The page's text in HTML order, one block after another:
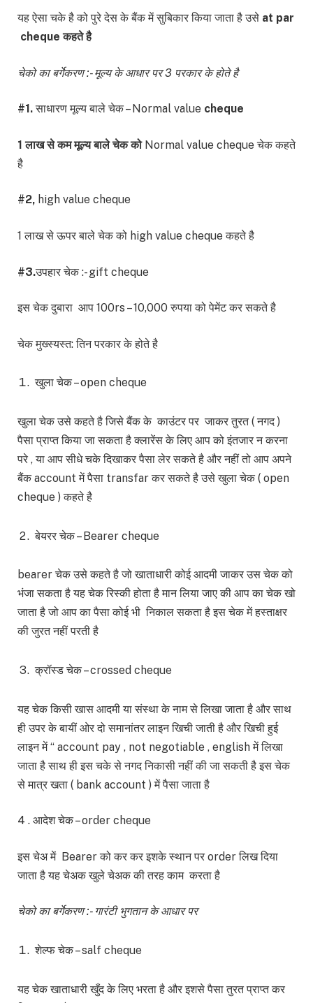
यह ऐसा चके है को पुरे देस के बैंक में सुबिकार किया जाता है उसे at par
cheque कहते है
चेको का बर्गेकरण :- मूल्य के आधार पर 3 परकार के होते है
#1.साधारण मूल्य बाले चेक – Normal value cheque
1 लाख से कम मूल्य बाले चेक को Normal value cheque चेक कहते
है
#2, high value cheque
1 लाख से ऊपर बाले चेक को high value cheque कहते है
#3.उपहार चेक :- gift cheque
इस चेक दुबारा आप 100rs – 10,000 रुपया को पेमेंट कर सकते है
चेक मुख्स्यस्त: तिन परकार के होते है
खुला चेक – open cheque
खुला चेक उसे कहते है जिसे बैंक के काउंटर पर जाकर तुरत ( नगद )
पैसा प्राप्त किया जा सकता है क्लारेंस के लिए आप को इंतजार न करना
परे , या आप सीधे चके दिखाकर पैसा लेर सकते है और नहीं तो आप अपने
बैंक account में पैसा transfar कर सकते है उसे खुला चेक ( open
cheque ) कहते है
बेयरर चेक – Bearer cheque
bearer चेक उसे कहते है जो खाताधारी कोई आदमी जाकर उस चेक को
भंजा सकता है यह चेक रिस्की होता है मान लिया जाए की आप का चेक खो
जाता है जो आप का पैसा कोई भी निकाल सकता है इस चेक में हस्ताक्षर
की जुरत नहीं परती है
क्रॉस्ड चेक – crossed cheque
यह चेक किसी खास आदमी या संस्था के नाम से लिखा जाता है और साथ
ही उपर के बायीं ओर दो समानांतर लाइन खिची जाती है और खिची हुई
लाइन में “ account pay , not negotiable , english में लिखा
जाता है साथ ही इस चके से नगद निकासी नहीं की जा सकती है इस चेक
से मात्र खता ( bank account ) में पैसा जाता है
4 . आदेश चेक – order cheque
इस चेअ में Bearer को कर कर इशके स्थान पर order लिख दिया
जाता है यह चेअक खुले चेअक की तरह काम करता है
चेको का बर्गेकरण :- गारंटी भुगतान के आधार पर
शेल्फ चेक ­– salf cheque
यह चेक खाताधारी खुँद के लिए भरता है और इशसे पैसा तुरत प्राप्त कर